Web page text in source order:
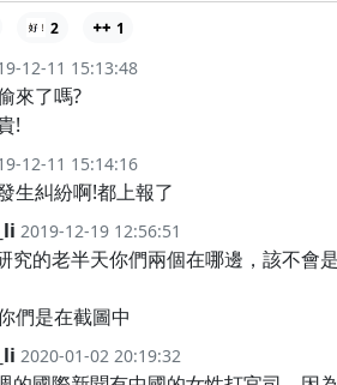
2 1
12-11 15:13:48
來了嗎?
!
12-11 15:14:16
生糾紛啊!都上報了
2019-12-19 12:56:51
究的老半天你們兩個在哪邊，該不會
們是在截圖中
2020-01-02 20:19:32